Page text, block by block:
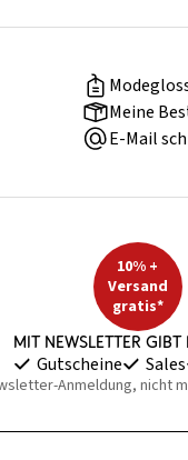
Meine
E-Mail
10% +
Versand
gratis*
Mit Newsletter gibt
Gutscheine Sales
Anmeldung, nicht